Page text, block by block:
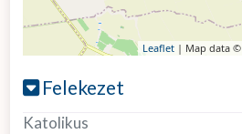
Leaflet| Map data ©
Felekezet
Katolikus